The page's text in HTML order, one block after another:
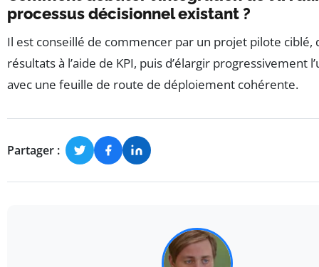
processus décisionnel existant ?
Il est conseillé de commencer par un projet pilote ciblé,
résultats à l’aide de KPI, puis d’élargir progressivement
avec une feuille de route de déploiement cohérente.
Partager :